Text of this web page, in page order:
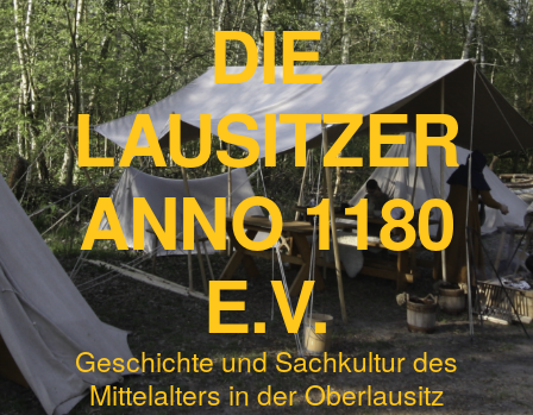
DIE
LAUSITZER
ANNO 1180
E.V.
Geschichte und Sachkultur des
Mittelalters in der Oberlausitz